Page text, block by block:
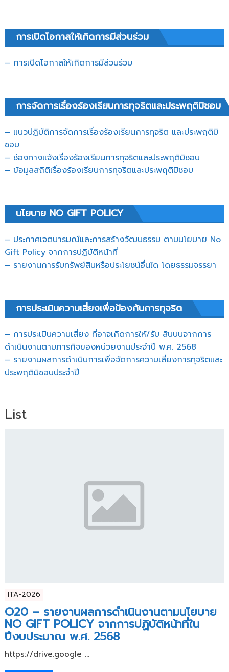
การเปิดโอกาสให้เกิดการมีส่วนร่วม
– การเปิดโอกาสให้เกิดการมีส่วนร่วม
การจัดการเรื่องร้องเรียนการทุจริตและประพฤติมิชอบ
– แนวปฏิบัติการจัดการเรื่องร้องเรียนการทุจริต และประพฤติมิ
ชอบ
– ช่องทางแจ้งเรื่องร้องเรียนการทุจริตและประพฤติมิชอบ
– ข้อมูลสถิติเรื่องร้องเรียนการทุจริตและประพฤติมิชอบ
นโยบาย NO GIFT POLICY
– ประกาศเจตนารมณ์และการสร้างวัฒนธรรม ตามนโยบาย No
Gift Policy จากการปฏิบัติหน้าที่
– รายงานการรับทรัพย์สินหรือประโยชน์อื่นใด โดยธรรมจรรยา
การประเมินความเสี่ยงเพื่อป้องกันการทุจริต
– การประเมินความเสี่ยง ที่อาจเกิดการให้/รับ สินบนจากการ
ดำเนินงานตามภารกิจของหน่วยงานประจำปี พ.ศ. 2568
– รายงานผลการดำเนินการเพื่อจัดการความเสี่ยงการทุจริตและ
ประพฤติมิชอบประจำปี
List
ITA-2026
O20 – รายงานผลการดำเนินงานตามนโยบาย
NO GIFT POLICY จากการปฏิบัติหน้าที่ใน
ปีงบประมาณ พ.ศ. 2568
https://drive.google ...